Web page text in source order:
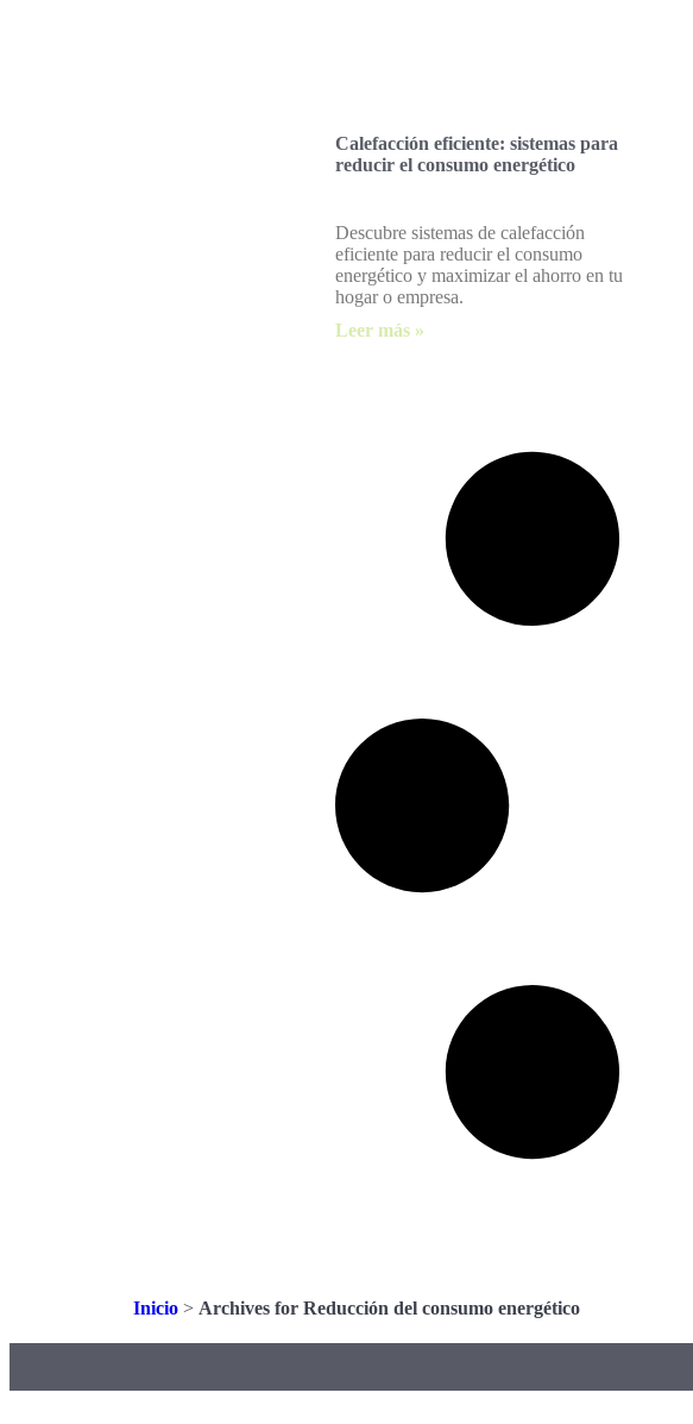
Calefacción eficiente: sistemas para
reducir el consumo energético
Descubre sistemas de calefacción
eficiente para reducir el consumo
energético y maximizar el ahorro en tu
hogar o empresa.
Leer más »
Inicio > Archives for Reducción del consumo energético